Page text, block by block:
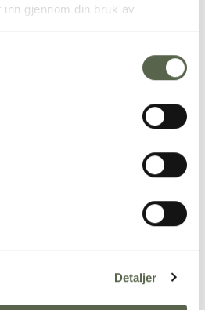
gjennom din bruk av
Detaljer
ønskeliste